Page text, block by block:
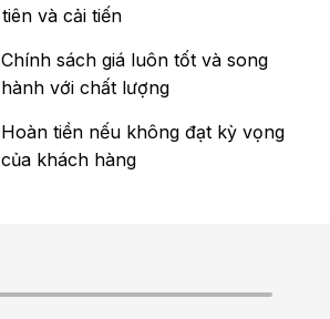
tiên và cải tiến
Chính sách giá luôn tốt và song
hành với chất lượng
Hoàn tiền nếu không đạt kỳ vọng
của khách hàng